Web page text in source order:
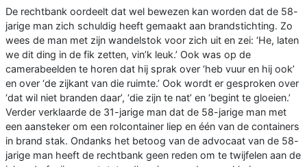
De rechtbank oordeelt dat wel bewezen kan worden dat de 58-
jarige man zich schuldig heeft gemaakt aan brandstichting. Zo
wees de man met zijn wandelstok voor zich uit en zei: ‘He, laten
we dit ding in de fik zetten, vin’k leuk.’ Ook was op de
camerabeelden te horen dat hij sprak over ‘heb vuur en hij ook’
en over ‘de zijkant van die ruimte.’ Ook wordt er gesproken over
‘dat wil niet branden daar’, ‘die zijn te nat’ en ‘begint te gloeien.’
Verder verklaarde de 31-jarige man dat de 58-jarige man met
een aansteker om een rolcontainer liep en één van de containers
in brand stak. Ondanks het betoog van de advocaat van de 58-
jarige man heeft de rechtbank geen reden om te twijfelen aan de